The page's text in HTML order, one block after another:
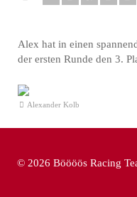
Alex hat in einen
der ersten Runde den 3.
Alexander Kolb
© 2026 Böööös Racing